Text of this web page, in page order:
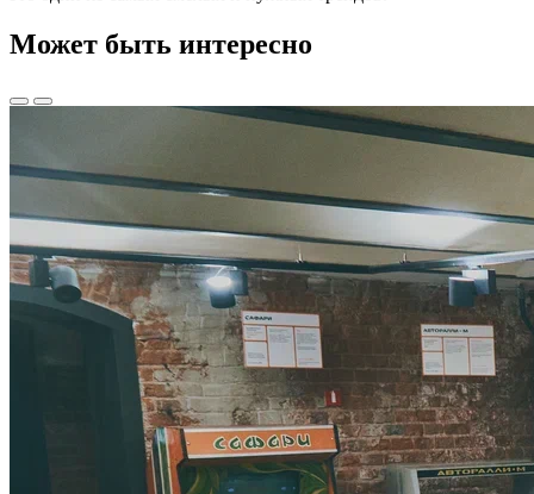
Может быть интересно